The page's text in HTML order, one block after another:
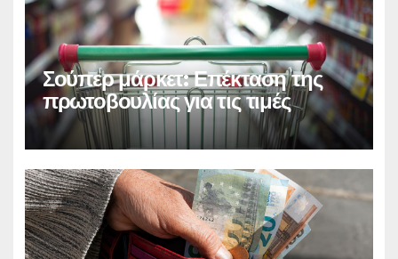
Σούπερ μάρκετ: Επέκταση της
πρωτοβουλίας για τις τιμές